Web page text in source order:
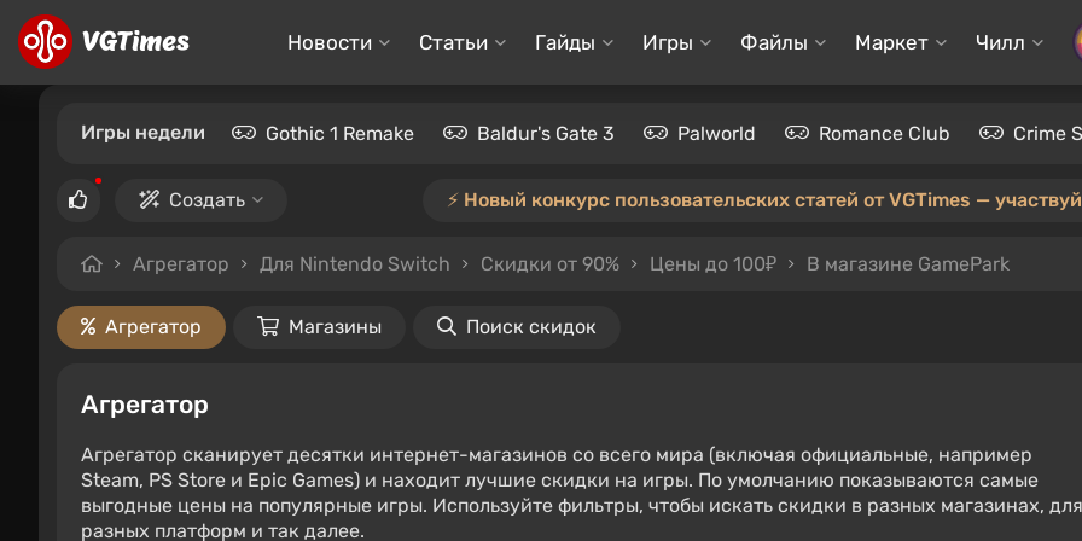
Новости Статьи Гайды Игры Файлы Маркет Чилл
Игры недели Gothic 1 Remake Baldur's Gate 3 Palworld Romance Club Crime
Создать ⚡️ Новый конкурс пользовательских статей от VGTimes —
Агрегатор Для Nintendo Switch Скидки от 90% Цены до 100₽ В магазине GamePark
Агрегатор Магазины Поиск скидок
Агрегатор
Агрегатор сканирует десятки интернет-магазинов со всего мира (включая официальные, например
Steam, PS Store и Epic Games) и находит лучшие скидки на игры. По умолчанию показываются самые
выгодные цены на популярные игры. Используйте фильтры, чтобы искать скидки в разных магазинах, для
разных платформ и так далее.